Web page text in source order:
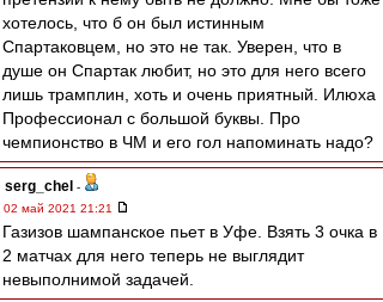
хотелось, что б он был истинным
Спартаковцем, но это не так. Уверен, что в
душе он Спартак любит, но это для него всего
лишь трамплин, хоть и очень приятный. Илюха
Профессионал с большой буквы. Про
чемпионство в ЧМ и его гол напоминать надо?
serg_chel -
02 май 2021 21:21
Газизов шампанское пьет в Уфе. Взять 3 очка в
2 матчах для него теперь не выглядит
невыполнимой задачей.